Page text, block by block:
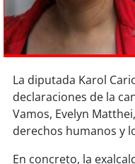
soy
soyiquique
soycalama
soy antofagasta
soycopiapó
La diputada Karol
declaraciones de la
Vamos, Evelyn
derechos humanos y
En concreto, la